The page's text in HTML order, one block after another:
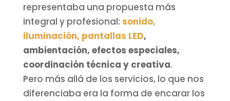
representaba una propuesta más
integral y profesional: sonido,
iluminación, pantallas LED,
ambientación, efectos especiales,
coordinación técnica y creativa.
Pero más allá de los servicios, lo que nos
diferenciaba era la forma de encarar los